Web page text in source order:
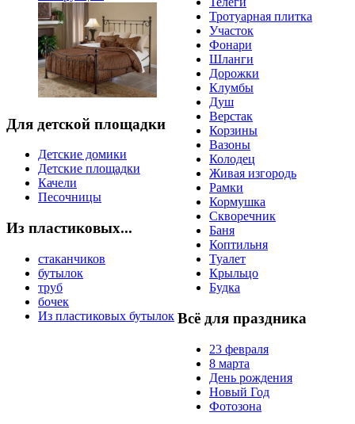
Для детской площадки
Детские домики
Детские площадки
Качели
Песочницы
Из пластиковых...
стаканчиков
бутылок
труб
бочек
Из пластиковых бутылок
Тротуарная плитка
Участок
Фонари
Шланги
Дорожки
Клумбы
Душ
Верстак
Корзины
Вазоны
Колодец
Живая изгородь
Рамки
Кормушка
Скворечник
Баня
Коптильня
Туалет
Крыльцо
Будка
Всё для праздника
23 февраля
8 марта
День рождения
Новый Год
Фотозона